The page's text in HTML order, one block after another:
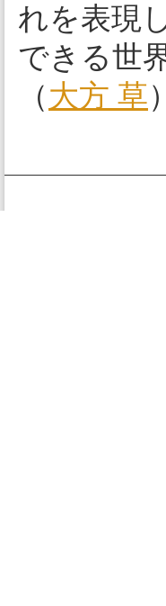
れを表現
できる世
（大方 草）